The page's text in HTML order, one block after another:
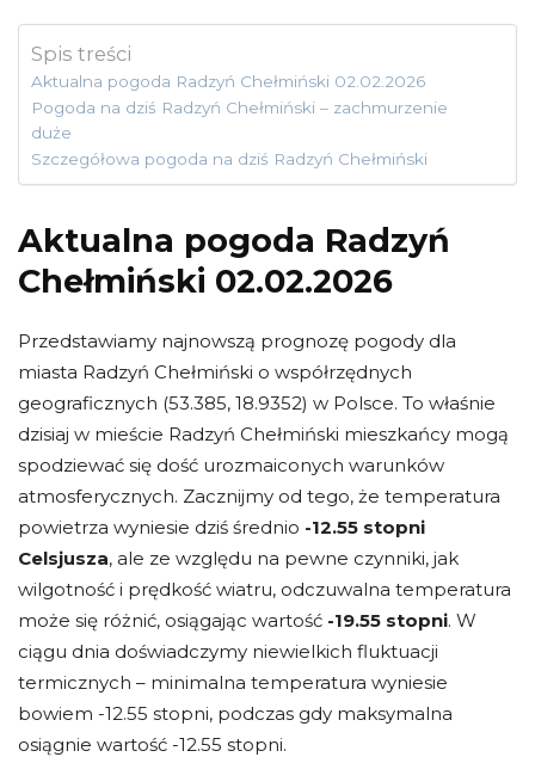
Spis treści
Aktualna pogoda Radzyń Chełmiński 02.02.2026
Pogoda na dziś Radzyń Chełmiński – zachmurzenie
duże
Szczegółowa pogoda na dziś Radzyń Chełmiński
Aktualna pogoda Radzyń
Chełmiński 02.02.2026
Przedstawiamy najnowszą prognozę pogody dla
miasta Radzyń Chełmiński o współrzędnych
geograficznych (53.385, 18.9352) w Polsce. To właśnie
dzisiaj w mieście Radzyń Chełmiński mieszkańcy mogą
spodziewać się dość urozmaiconych warunków
atmosferycznych. Zacznijmy od tego, że temperatura
powietrza wyniesie dziś średnio -12.55 stopni
Celsjusza, ale ze względu na pewne czynniki, jak
wilgotność i prędkość wiatru, odczuwalna temperatura
może się różnić, osiągając wartość -19.55 stopni. W
ciągu dnia doświadczymy niewielkich fluktuacji
termicznych – minimalna temperatura wyniesie
bowiem -12.55 stopni, podczas gdy maksymalna
osiągnie wartość -12.55 stopni.